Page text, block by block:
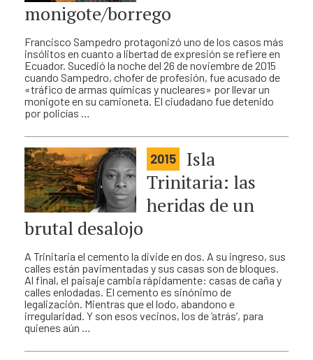
monigote/borrego
Francisco Sampedro protagonizó uno de los casos más
insólitos en cuanto a libertad de expresión se refiere en
Ecuador. Sucedió la noche del 26 de noviembre de 2015
cuando Sampedro, chofer de profesión, fue acusado de
«tráfico de armas químicas y nucleares» por llevar un
monigote en su camioneta. El ciudadano fue detenido
por policías …
2015
Isla
Trinitaria: las
heridas de un
brutal desalojo
A Trinitaria el cemento la divide en dos. A su ingreso, sus
calles están pavimentadas y sus casas son de bloques.
Al final, el paisaje cambia rápidamente: casas de caña y
calles enlodadas. El cemento es sinónimo de
legalización. Mientras que el lodo, abandono e
irregularidad. Y son esos vecinos, los de ‘atrás’, para
quienes aún …